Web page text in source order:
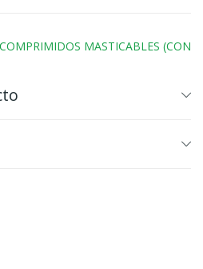
MASTICABLES (CON